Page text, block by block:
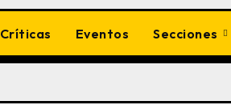
Críticas Eventos Secciones